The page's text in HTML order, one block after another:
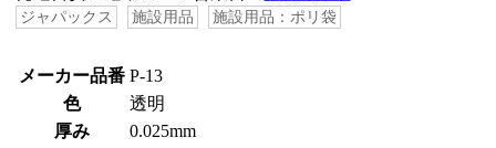
ジャパックス 施設用品 施設用品：ポリ袋
メーカー品番 P-13
色
透明
厚み
0.025mm